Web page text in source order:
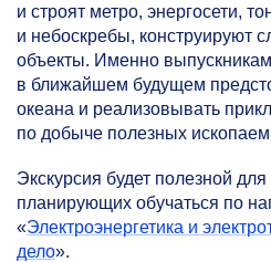
и строят метро, энергосети,
и небоскребы, конструируют
объекты. Именно выпускникам
в ближайшем будущем
океана и реализовывать
по добыче полезных
Экскурсия будет полезной
планирующих обучаться по
«Электроэнергетика и
дело».